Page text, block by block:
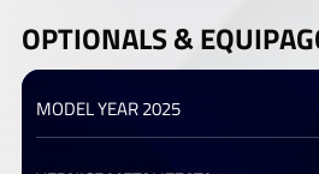
OPTIONALS &
MODEL YEAR 2025